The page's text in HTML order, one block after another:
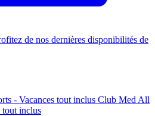
de nos dernières disponibilités de
- Vacances tout inclus Club Med All
tout inclus